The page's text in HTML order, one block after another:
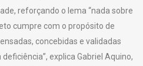
reforçando o lema “nada sobre
cumpre com o propósito de
concebidas e validadas
explica Gabriel Aquino,